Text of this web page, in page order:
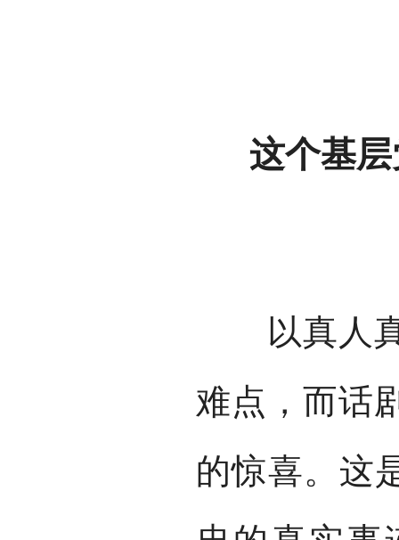
这个基
以真人真
难点，而话
的惊喜。这